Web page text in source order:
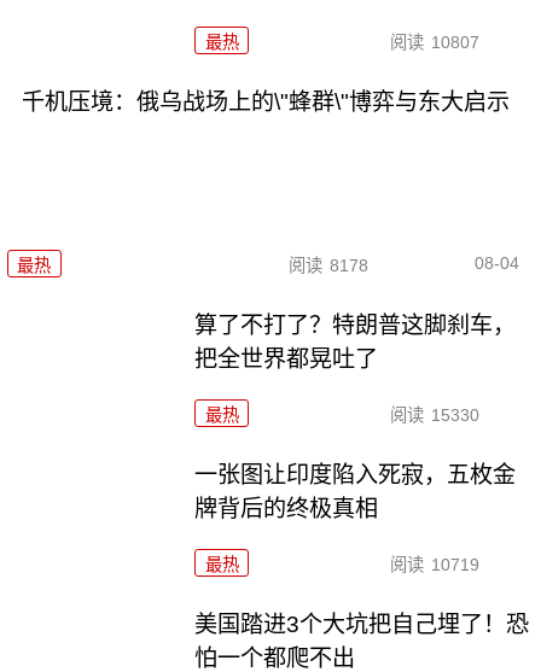
最热 阅读 10807
千机压境：俄乌战场上的\"蜂群\"博弈与东大启示
最热 阅读 8178 08-04
算了不打了？特朗普这脚刹车，
把全世界都晃吐了
最热 阅读 15330
一张图让印度陷入死寂，五枚金
牌背后的终极真相
最热 阅读 10719
美国踏进3个大坑把自己埋了！恐
怕一个都爬不出